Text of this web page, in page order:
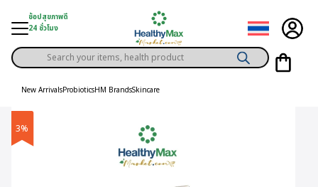
content
ช้อปสุขภาพดี
24 ชั่วโมง
Solution
Products
search
New ArrivalsProbioticsHM BrandsSkincare
3%